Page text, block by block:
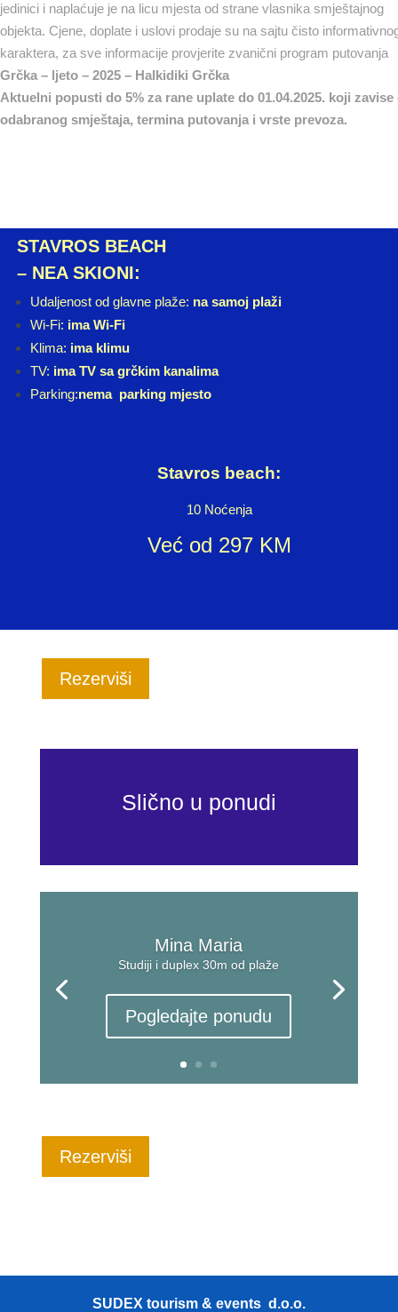
jedinici i naplaćuje je na licu mjesta od strane vlasnika smještajnog
objekta. Cjene, doplate i uslovi prodaje su na sajtu čisto
karaktera, za sve informacije provjerite zvanični program putovanja
Grčka – ljeto – 2025 – Halkidiki Grčka
Aktuelni popusti do 5% za rane uplate do 01.04.2025. koji zavise
odabranog smještaja, termina putovanja i vrste prevoza.
STAVROS BEACH
– NEA SKIONI:
Udaljenost od glavne plaže: na samoj plaži
Wi-Fi: ima Wi-Fi
Klima: ima klimu
TV: ima TV sa grčkim kanalima
Parking:nema parking mjesto
Stavros beach:
10 Noćenja
Već od 297 KM
Rezerviši
Slično u ponudi
Mina Maria
Studiji i duplex 30m od plaže
Pogledajte ponudu
Rezerviši
SUDEX tourism & events d.o.o.